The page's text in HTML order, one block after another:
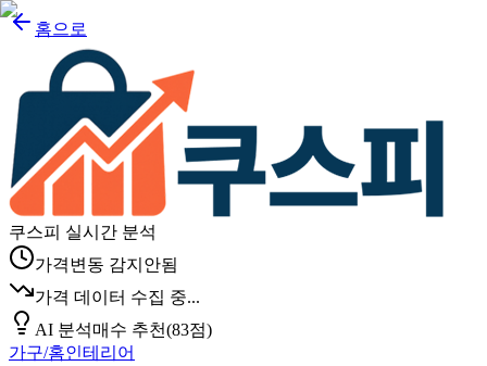
홈으로
쿠스피 실시간 분석
가격변동 감지안됨
가격 데이터 수집 중...
AI 분석매수 추천(83점)
가구/홈인테리어